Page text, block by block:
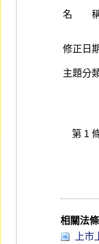
名 稱
修正日
主題分
第 1
相關法條
上